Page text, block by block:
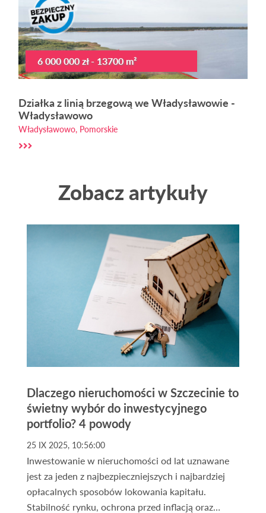
6 000 000 zł - 13700 m²
Działka z linią brzegową we Władysławowie -
Władysławowo
Władysławowo, Pomorskie
Zobacz artykuły
Dlaczego nieruchomości w Szczecinie to
świetny wybór do inwestycyjnego
portfolio? 4 powody
25 IX 2025, 10:56:00
Inwestowanie w nieruchomości od lat uznawane
jest za jeden z najbezpieczniejszych i najbardziej
opłacalnych sposobów lokowania kapitału.
Stabilność rynku, ochrona przed inflacją oraz